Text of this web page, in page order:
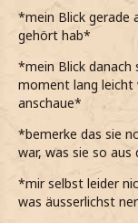
*immernoch
*Marie mit ihren
*mein Blick gerade
gehört hab*
*mein Blick danach
moment lang leicht
anschaue*
*bemerke das sie
war, was sie so
*mir selbst leider
was äusserlichst